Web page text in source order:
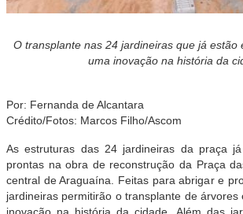
O transplante nas 24 jardineiras que já estão
uma inovação na história da
Por: Fernanda de Alcantara
Crédito/Fotos: Marcos Filho/Ascom
As estruturas das 24 jardineiras da praça
prontas na obra de reconstrução da Praça
central de Araguaína. Feitas para abrigar e
jardineiras permitirão o transplante de